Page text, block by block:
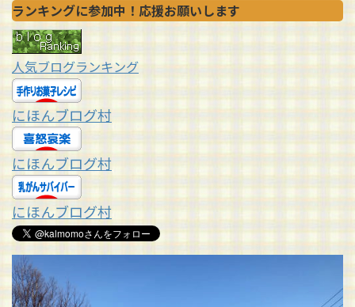
ランキングに参加中！応援お願いします
人気ブログランキング
にほんブログ村
にほんブログ村
にほんブログ村